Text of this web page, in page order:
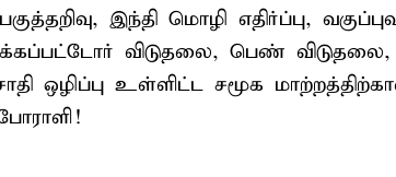
இந்தி மொழி எதிர்ப்பு,
விடுதலை, பெண் விடுதலை,
ஒழிப்பு உள்ளிட்ட சமூக